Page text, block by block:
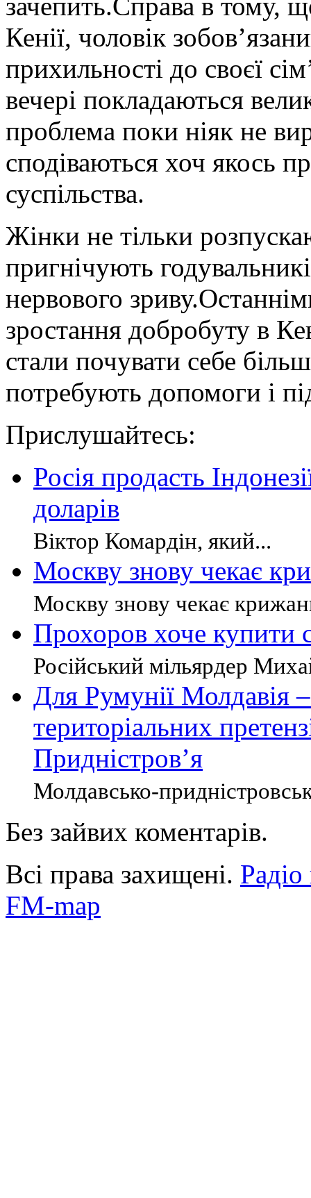
зачепить.Справа в тому,
Кенії, чоловік
прихильності до своєї
вечері покладаються
проблема поки ніяк не
сподіваються хоч якось
суспільства.
Жінки не тільки
пригнічують
нервового
зростання добробуту в
стали почувати себе
потребують допомоги і
Прислушайтесь:
Росія продасть
доларів
Віктор Комардін, який...
Москву знову чекає
Москву знову чекає
Прохоров хоче купити
Російський мільярдер
Для Румунії Молдавія
територіальних
Придністров’я
Молдавсько-
Без зайвих коментарів.
Всі права захищені.
FM-map